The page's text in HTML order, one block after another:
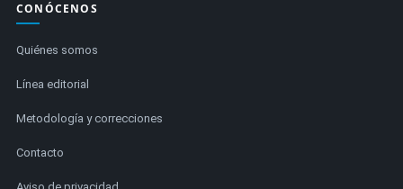
CONÓCENOS
Quiénes somos
Línea editorial
Metodología y correcciones
Contacto